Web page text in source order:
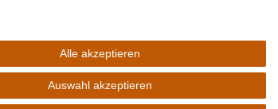
Versandinformationen . *** Bei den ausgewiesenen
Alle akzeptieren
Auswahl akzeptieren